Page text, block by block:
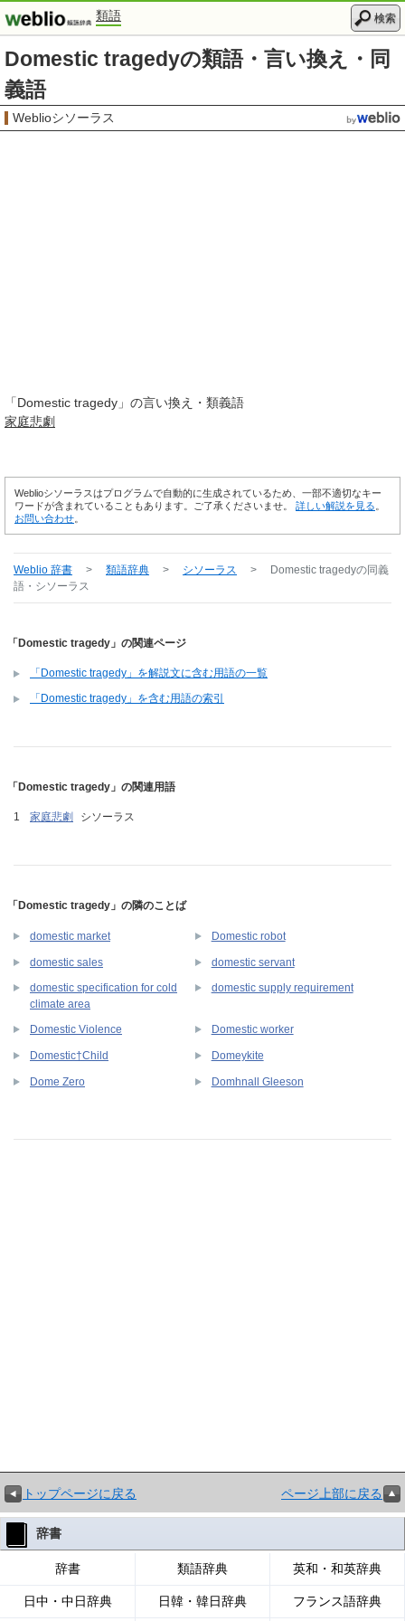
類語 検索
Domestic tragedyの類語・言い換え・同
義語
Weblioシソーラス
「Domestic tragedy 」の言い換え・類義語
家庭悲劇
Weblioシソーラスはプログラムで自動的に生成されているため、一部不適切なキー
ワードが含まれていることもあります。ご了承くださいませ。 詳しい解説を見る
お問い合わせ
Weblio 辞書 > 類語辞典 > シソーラス > Domestic tragedyの同義
語・シソーラス
「Domestic tragedy」の関連ページ
「Domestic tragedy」を解説文に含む用語の一覧
「Domestic tragedy」を含む用語の索引
「Domestic tragedy」の関連用語
家庭悲劇 シソーラス
「Domestic tragedy」の隣のことば
domestic market Domestic robot
domestic sales
domestic servant
domestic specification for cold
climate area
domestic supply requirement
Domestic Violence Domestic worker
Domestic†Child Domeykite
Dome Zero Domhnall Gleeson
トップページに戻る ページ上部に戻る
辞書
辞書 類語辞典 英和・和英辞典
日中・中日辞典 日韓・韓日辞典 フランス語辞典